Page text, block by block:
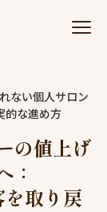
ない個人サロン
的な進め方
の値上げ
：
取り戻